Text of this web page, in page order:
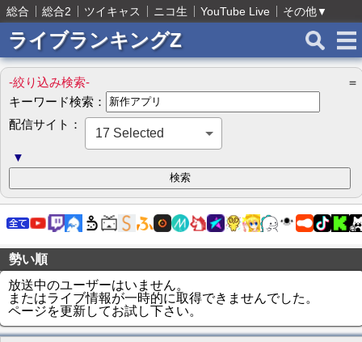
総合 総合2 ツイキャス ニコ生 YouTube Live その他▼
ライブランキングZ
-絞り込み検索-
＝
キーワード検索：
配信サイト：
17 Selected
▼
勢い順
放送中のユーザーはいません。
またはライブ情報が一時的に取得できませんでした。
ページを更新してお試し下さい。